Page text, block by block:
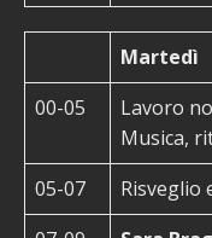
Martedì
00-05
Lavoro
Musica,
05-07
Risveglio